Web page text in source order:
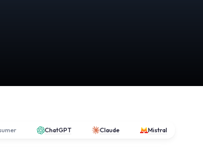
ChatGPT Claude Mistral